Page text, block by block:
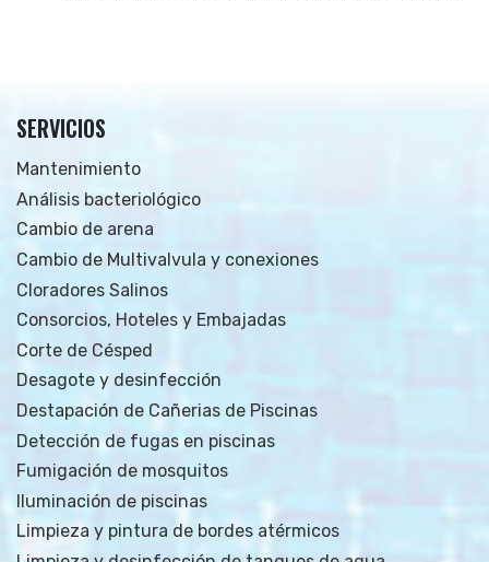
SERVICIOS
Mantenimiento
Análisis bacteriológico
Cambio de arena
Cambio de Multivalvula y conexiones
Cloradores Salinos
Consorcios, Hoteles y Embajadas
Corte de Césped
Desagote y desinfección
Destapación de Cañerias de Piscinas
Detección de fugas en piscinas
Fumigación de mosquitos
Iluminación de piscinas
Limpieza y pintura de bordes atérmicos